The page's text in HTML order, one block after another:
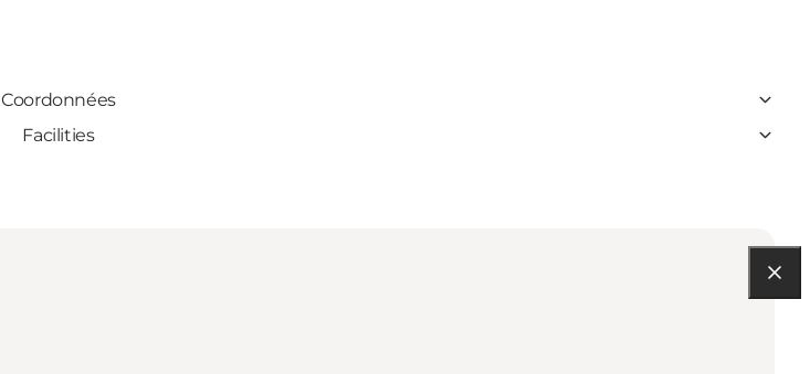
Coordonnées
Facilities